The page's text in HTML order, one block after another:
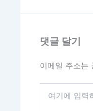
댓글 달기
이메일 주소는